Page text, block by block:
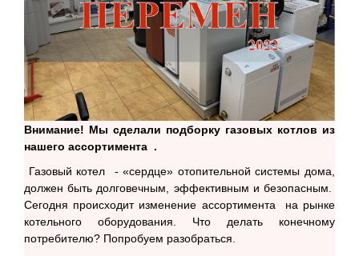
Внимание! Мы сделали подборку газовых котлов из
нашего ассортимента .
Газовый котел - «сердце» отопительной системы дома,
должен быть долговечным, эффективным и безопасным.
Сегодня происходит изменение ассортимента на рынке
котельного оборудования. Что делать конечному
потребителю? Попробуем разобраться.